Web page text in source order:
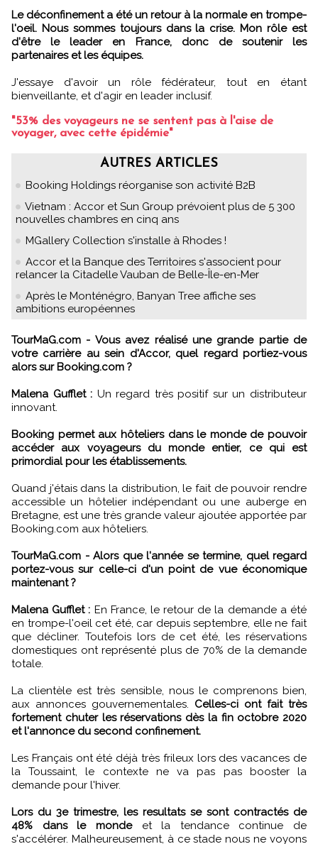
Le déconfinement a été un retour à la normale en trompe-
l'oeil. Nous sommes toujours dans la crise. Mon rôle est
d'être le leader en France, donc de soutenir les
partenaires et les équipes.
J'essaye d'avoir un rôle fédérateur, tout en étant
bienveillante, et d'agir en leader inclusif.
"53% des voyageurs ne se sentent pas à l'aise de
voyager, avec cette épidémie"
AUTRES ARTICLES
Booking Holdings réorganise son activité B2B
Vietnam : Accor et Sun Group prévoient plus de 5 300
nouvelles chambres en cinq ans
MGallery Collection s'installe à Rhodes !
Accor et la Banque des Territoires s'associent pour
relancer la Citadelle Vauban de Belle-Île-en-Mer
Après le Monténégro, Banyan Tree affiche ses
ambitions européennes
TourMaG.com - Vous avez réalisé une grande partie de
votre carrière au sein d'Accor, quel regard portiez-vous
alors sur Booking.com ?
Malena Gufflet : Un regard très positif sur un distributeur
innovant.
Booking permet aux hôteliers dans le monde de pouvoir
accéder aux voyageurs du monde entier, ce qui est
primordial pour les établissements.
Quand j'étais dans la distribution, le fait de pouvoir rendre
accessible un hôtelier indépendant ou une auberge en
Bretagne, est une très grande valeur ajoutée apportée par
Booking.com aux hôteliers.
TourMaG.com - Alors que l'année se termine, quel regard
portez-vous sur celle-ci d'un point de vue économique
maintenant ?
Malena Gufflet : En France, le retour de la demande a été
en trompe-l'oeil cet été, car depuis septembre, elle ne fait
que décliner. Toutefois lors de cet été, les réservations
domestiques ont représenté plus de 70% de la demande
totale.
La clientèle est très sensible, nous le comprenons bien,
aux annonces gouvernementales. Celles-ci ont fait très
fortement chuter les réservations dès la fin octobre 2020
et l'annonce du second confinement.
Les Français ont été déjà très frileux lors des vacances de
la Toussaint, le contexte ne va pas pas booster la
demande pour l'hiver.
Lors du 3e trimestre, les resultats se sont contractés de
48% dans le mondeet la tendance continue de
s'accélérer. Malheureusement, à ce stade nous ne voyons